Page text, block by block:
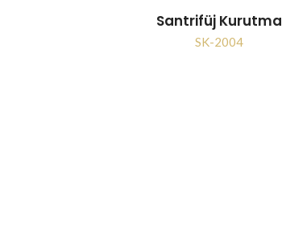
Santrifüj Kurutma
SK-2004